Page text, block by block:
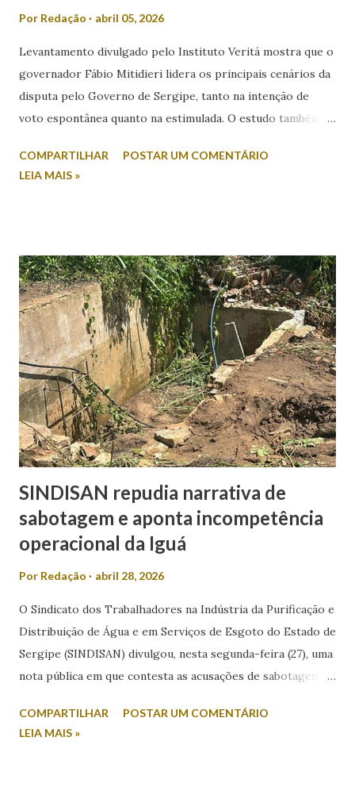
Por Redação abril 05, 2026
Levantamento divulgado pelo Instituto Veritá mostra que o
governador Fábio Mitidieri lidera os principais cenários da
disputa pelo Governo de Sergipe, tanto na intenção de
voto espontânea quanto na estimulada. O estudo também
colocados. Na intenção espontânea, quando o eleitor
estimulado, em que os candidatos são apresentados ao
entrevistado, Mitidieri mantém a liderança com 44,2%,
seguido por Valmir de Francisquinho, com 34,5%. Ricardo
Marques aparece com 17,6%, enquanto outros somam 3,7%.
O índice de eleitores indecisos, que não souberam ou
preferiram não responder, além de votos brancos e nulos,
chega a 22,6%. O levantamento também mediu a rejeição
dos candidatos. Nesse...
COMPARTILHAR
POSTAR UM COMENTÁRIO
LEIA MAIS »
SINDISAN repudia narrativa de
sabotagem e aponta incompetência
operacional da Iguá
Por Redação abril 28, 2026
O Sindicato dos Trabalhadores na Indústria da Purificação e
Distribuição de Água e em Serviços de Esgoto do Estado de
Sergipe (SINDISAN) divulgou, nesta segunda-feira (27), uma
nota pública em que contesta as acusações de sabotagem
Aracaju e região metropolitana. A entidade atribui o
COMPARTILHAR
POSTAR UM COMENTÁRIO
LEIA MAIS »